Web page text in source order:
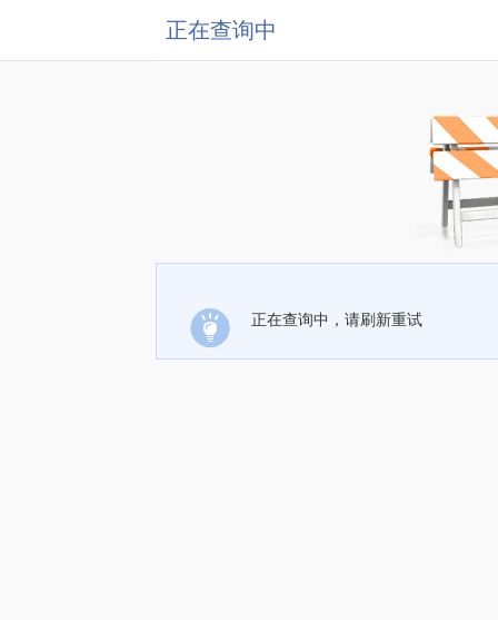
正在查询中
正在查询中，请刷新重试